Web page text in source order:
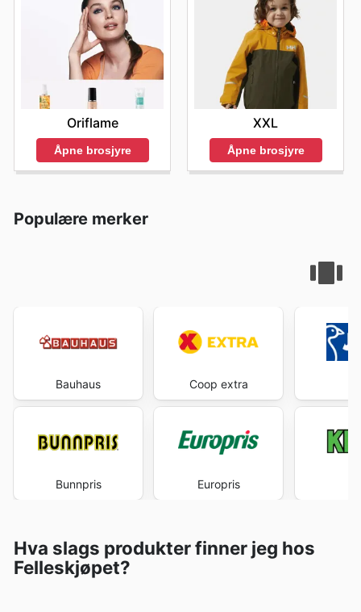
Oriflame
Åpne brosjyre
XXL
Åpne brosjyre
Populære merker
Bauhaus
Bunnpris
Coop extra
Europris
Hva slags produkter finner jeg hos
Felleskjøpet?